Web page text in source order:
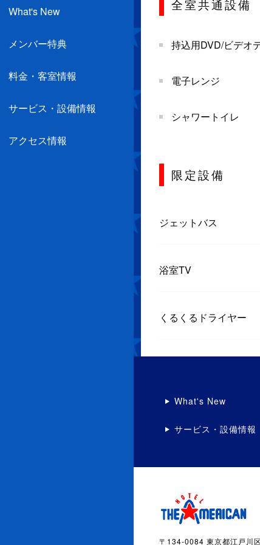
What's New
メンバー特典
料金・客室情報
サービス・設備情報
アクセス情報
全室共通設備
持込用DVD/ビデオ
電子レンジ
シャワートイレ
限定設備
ジェットバス
浴室TV
くるくるドライヤー
What's New
サービス・設備情報
〒134-0084 東京都江戸川